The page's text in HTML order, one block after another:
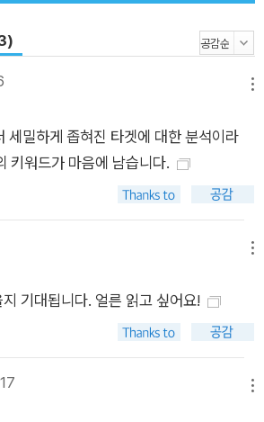
어디서 사람을 만나고 데이트를 할까? 취
몰리는 추세다. 만나서 알아가던 과거와는
거친, 모임을 통해 검증되는 과정을 선호
는 결혼정보업계의 호황, 결혼을 장려하
칭 서비스도 활발해지고 있다. 결혼,
더 현실적으로 접근하는 모양새다. 커리
는 사안이기 때문이다. 신혼부부로서 받을
살펴보고 혼인신고의 손익계산서를 작성
과 육아를 기피한다고 널리 알려져 있지
않다. 통계청에 따르면 출생아 수는 작년
이나 체외수정 시술, 난임병원 근처 원룸
증가하고 있는 추세다. 과거에는 자연스
, 출산, 육아라는 라이프스테이지가 재
브랜딩, 효율성과 맞물려 그 양상이 좀
밀하게 좁혀진 타겟에 대한 분석이라
키워드가 마음에 남습니다.
기대됩니다. 얼른 읽고 싶어요!